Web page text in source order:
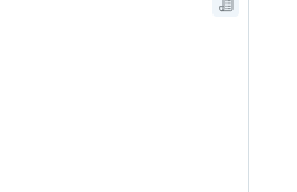
Mentés